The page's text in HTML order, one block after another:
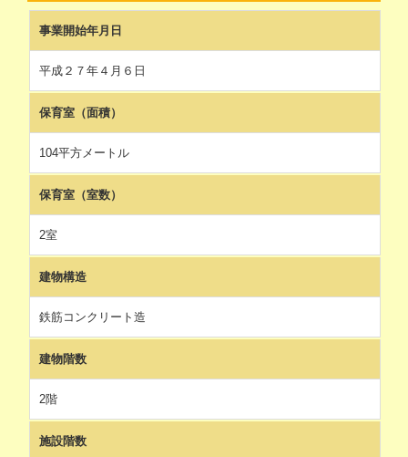
事業開始年月日
平成２７年４月６日
保育室（面積）
104平方メートル
保育室（室数）
2室
建物構造
鉄筋コンクリート造
建物階数
2階
施設階数